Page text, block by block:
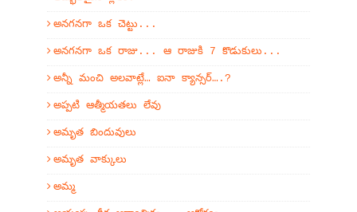
అనగనగా ఒక చెట్టు...
అనగనగా ఒక రాజు... ఆ రాజుకి 7 కొడుకులు...
అన్నీ మంచి అలవాట్లే… ఐనా క్యాన్సర్….?
అప్పటి ఆత్మీయతలు లేవు
అమృత బిందువులు
అమృత వాక్కులు
అమ్మ